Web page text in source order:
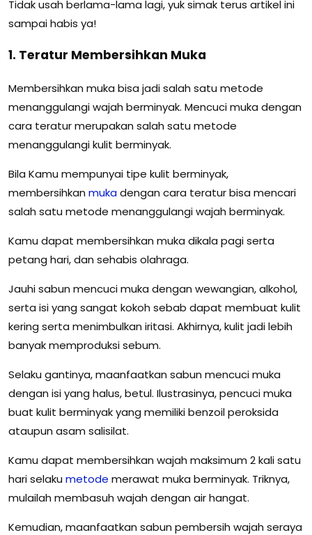
Tidak usah berlama-lama lagi, yuk simak terus artikel ini
sampai habis ya!
1. Teratur Membersihkan Muka
Membersihkan muka bisa jadi salah satu metode
menanggulangi wajah berminyak. Mencuci muka dengan
cara teratur merupakan salah satu metode
menanggulangi kulit berminyak.
Bila Kamu mempunyai tipe kulit berminyak,
membersihkan mukadengan cara teratur bisa mencari
salah satu metode menanggulangi wajah berminyak.
Kamu dapat membersihkan muka dikala pagi serta
petang hari, dan sehabis olahraga.
Jauhi sabun mencuci muka dengan wewangian, alkohol,
serta isi yang sangat kokoh sebab dapat membuat kulit
kering serta menimbulkan iritasi. Akhirnya, kulit jadi lebih
banyak memproduksi sebum.
Selaku gantinya, maanfaatkan sabun mencuci muka
dengan isi yang halus, betul. Ilustrasinya, pencuci muka
buat kulit berminyak yang memiliki benzoil peroksida
ataupun asam salisilat.
Kamu dapat membersihkan wajah maksimum 2 kali satu
hari selaku metode merawat muka berminyak. Triknya,
mulailah membasuh wajah dengan air hangat.
Kemudian, maanfaatkan sabun pembersih wajah seraya